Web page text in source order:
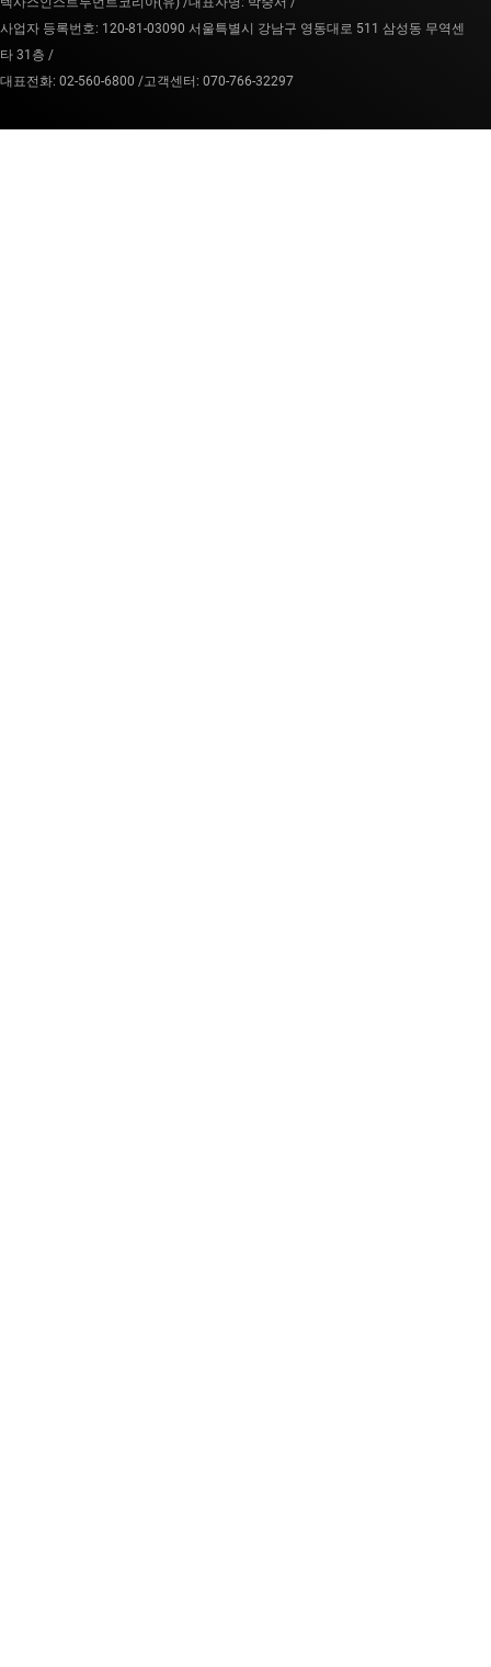
사업자 등록번호: 120-81-03090 서울특별시 강남구 영동대로 511 삼성동 무역센
타 31층 /
대표전화: 02-560-6800 /고객센터: 070-766-32297